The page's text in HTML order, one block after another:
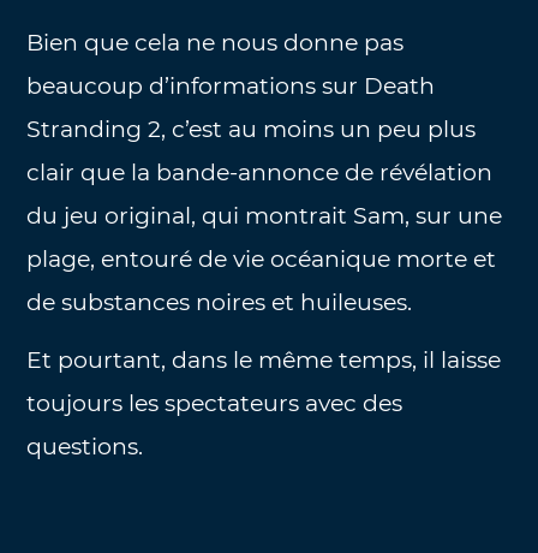
Bien que cela ne nous donne pas
beaucoup d’informations sur Death
Stranding 2, c’est au moins un peu plus
clair que la bande-annonce de révélation
du jeu original, qui montrait Sam, sur une
plage, entouré de vie océanique morte et
de substances noires et huileuses.
Et pourtant, dans le même temps, il laisse
toujours les spectateurs avec des
questions.